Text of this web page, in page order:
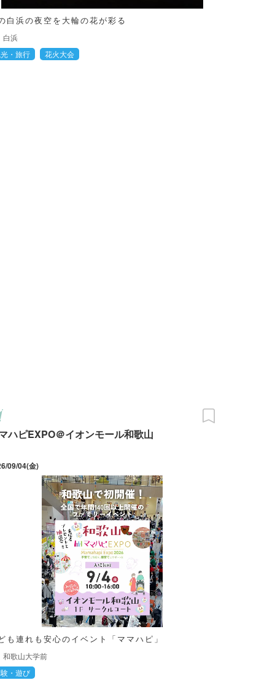
白浜の夜空を大輪の花が彩る
白浜
・旅行
花火大会
ハピEXPO＠イオンモール和歌山
09/04(金)
も連れも安心のイベント「ママハピ」
和歌山大学前
・遊び